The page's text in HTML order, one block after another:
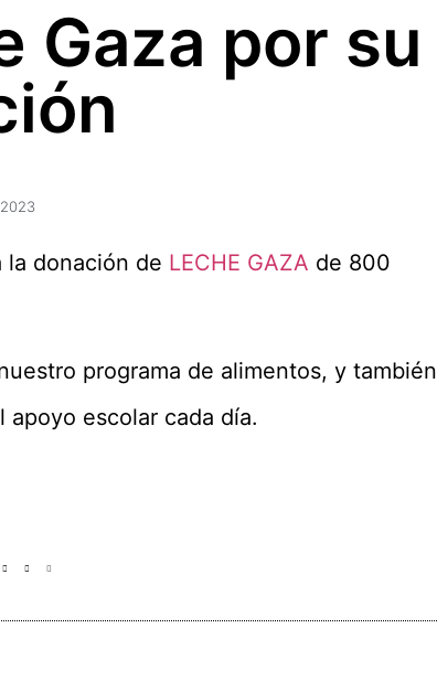
Gaza por su
la donación de LECHE GAZA de 800
programa de alimentos, y también
escolar cada día.